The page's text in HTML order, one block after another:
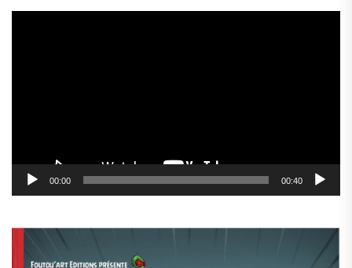
00:00 00:40